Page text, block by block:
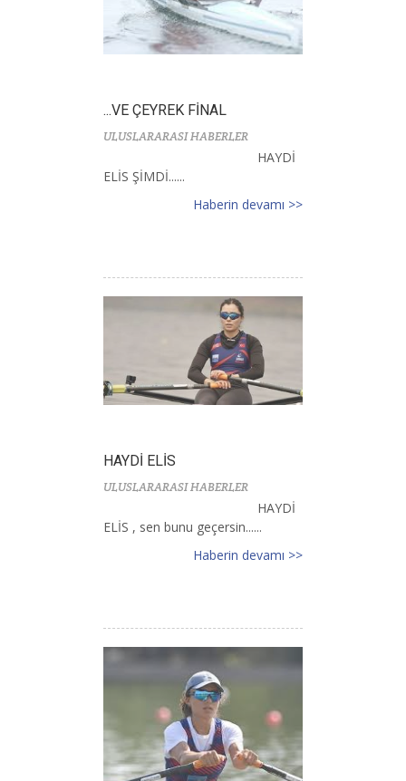
...VE ÇEYREK FİNAL
ULUSLARARASI HABERLER
HAYDİ
ELİS ŞİMDİ......
Haberin devamı >>
HAYDİ ELİS
ULUSLARARASI HABERLER
HAYDİ
ELİS , sen bunu geçersin......
Haberin devamı >>